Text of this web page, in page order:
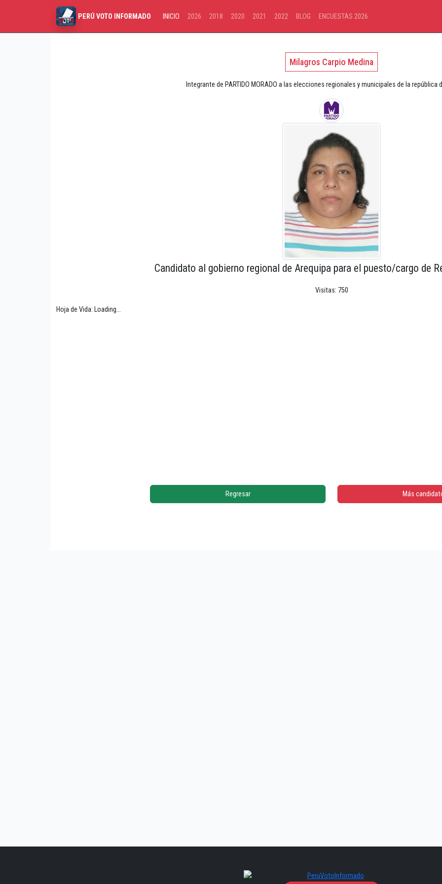
PERÚ VOTO INFORMADO INICIO 2026 2018 2020 2021 2022 BLOG ENCUESTAS 2026
Milagros Carpio Medina
Integrante de PARTIDO MORADO a las elecciones regionales y municipales de la república
Candidato al gobierno regional de Arequipa para el puesto/cargo de
Visitas: 750
Hoja de Vida: Loading...
Regresar Más